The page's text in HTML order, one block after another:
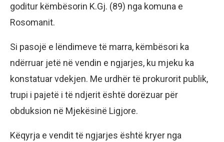
goditur këmbësorin K.Gj. (89) nga komuna e
Rosomanit.
Si pasojë e lëndimeve të marra, këmbësori ka
ndërruar jetë në vendin e ngjarjes, ku mjeku ka
konstatuar vdekjen. Me urdhër të prokurorit publik,
trupi i pajetë i të ndjerit është dorëzuar për
obduksion në Mjekësinë Ligjore.
Këqyrja e vendit të ngjarjes është kryer nga